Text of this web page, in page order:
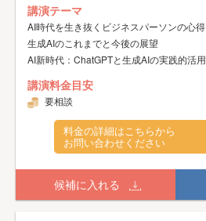
講演テーマ
AI時代を生き抜くビジネスパーソンの心得
生成AIのこれまでと今後の展望
AI新時代：ChatGPTと生成AIの実践的活用
講演料金目安
要相談
料金の詳細はこちらから
お問い合わせください
候補に入れる